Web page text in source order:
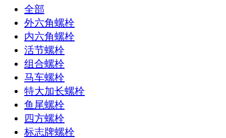
全部
外六角螺栓
内六角螺栓
活节螺栓
组合螺栓
马车螺栓
特大加长螺栓
鱼尾螺栓
四方螺栓
标志牌螺栓